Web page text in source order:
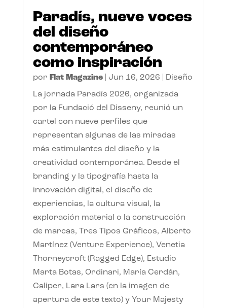
Paradís, nueve voces
del diseño
contemporáneo
como inspiración
por Flat Magazine| Jun 16, 2026 Diseño
La jornada Paradís 2026, organizada
por la Fundació del Disseny, reunió un
cartel con nueve perfiles que
representan algunas de las miradas
más estimulantes del diseño y la
creatividad contemporánea. Desde el
branding y la tipografía hasta la
innovación digital, el diseño de
experiencias, la cultura visual, la
exploración material o la construcción
de marcas, Tres Tipos Gráficos, Alberto
Martínez (Venture Experience), Venetia
Thorneycroft (Ragged Edge), Estudio
Marta Botas, Ordinari, María Cerdán,
Caliper, Lara Lars (en la imagen de
apertura de este texto) y Your Majesty